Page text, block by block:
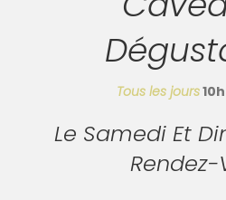
Tous lesjours
Le Samedi Et
Rendez-